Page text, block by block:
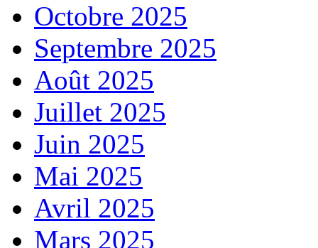
Octobre 2025
Septembre 2025
Août 2025
Juillet 2025
Juin 2025
Mai 2025
Avril 2025
Mars 2025